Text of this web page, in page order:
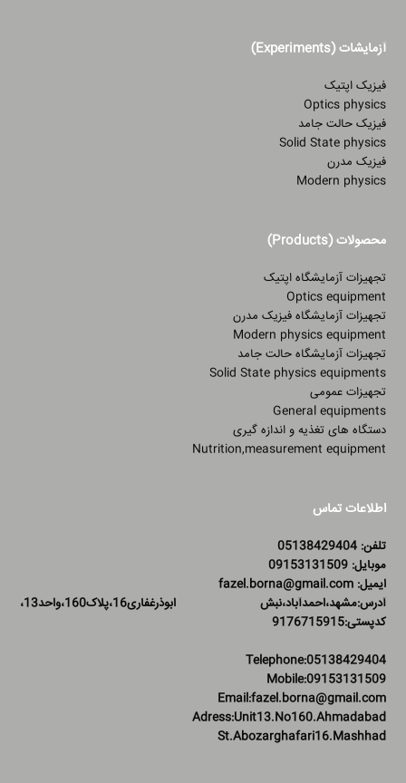
آزمایشات (Experiments)
فیزیک اپتیک
Optics physics
فیزیک حالت جامد
Solid State physics
فیزیک مدرن
Modern physics
محصولات (Products)
تجهیزات آزمایشگاه اپتیک
Optics equipment
تجهیزات آزمایشگاه فیزیک مدرن
Modern physics equipment
تجهیزات آزمایشگاه حالت جامد
Solid State physics equipments
تجهیزات عمومی
General equipments
دستگاه های تغذیه و اندازه گیری
Nutrition,measurement equipment
اطلاعات تماس
تلفن: 05138429404
موبایل: 09153131509
ایمیل: fazel.borna@gmail.com
آدرس:مشهد،احمدآباد،نبش ابوذرغفاری16،پلاک160،واحد13،
کدپستی:9176715915
Telephone:05138429404
Mobile:09153131509
Email:fazel.borna@gmail.com
Adress:Unit13.No160.Ahmadabad
St.Abozarghafari16.Mashhad